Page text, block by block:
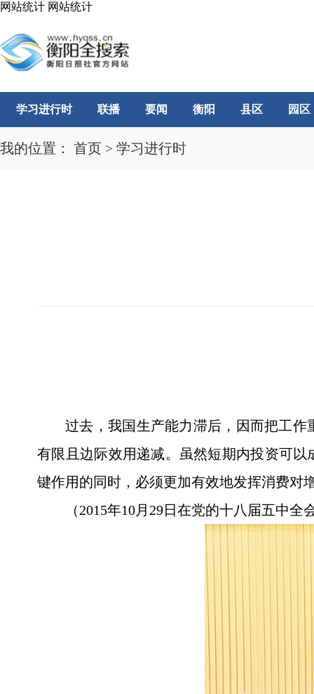
网站统计 网站统计
学习进行时 联播 要闻 衡阳 县区 园区
我的位置： 首页 > 学习进行时
过去，我国生产能力滞后，因而把工
有限且边际效用递减。虽然短期内投资可
键作用的同时，必须更加有效地发挥消费对
（2015年10月29日在党的十八届五中